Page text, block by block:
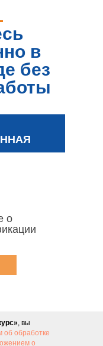
в
без
о
, вы
обработке
о